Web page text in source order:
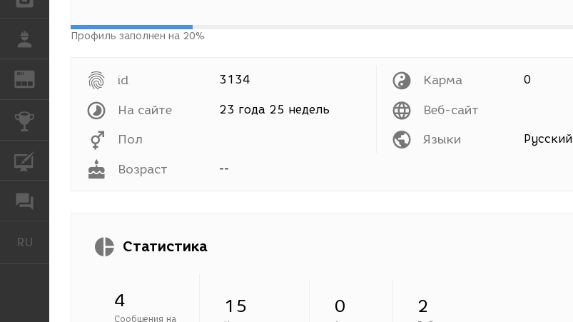
РАБОТА
REN ЖУРНАЛ
КОНКУРСЫ
RU
Профиль заполнен на 20%
id 3134
На сайте 23 года 25 недель
Пол
Возраст --
Карма 0
Веб-сайт
Языки Русский
Статистика
4
Сообщения на
15 0 2